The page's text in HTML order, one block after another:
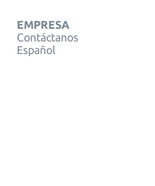
EMPRESA
Contáctanos
Español